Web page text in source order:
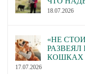
18.07.2026
«НЕ
КОШКАХ
17.07.2026